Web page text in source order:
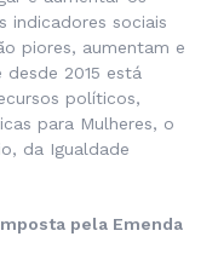
indicadores sociais
piores, aumentam e
2015 está
políticos,
para Mulheres, o
da Igualdade
pela Emenda